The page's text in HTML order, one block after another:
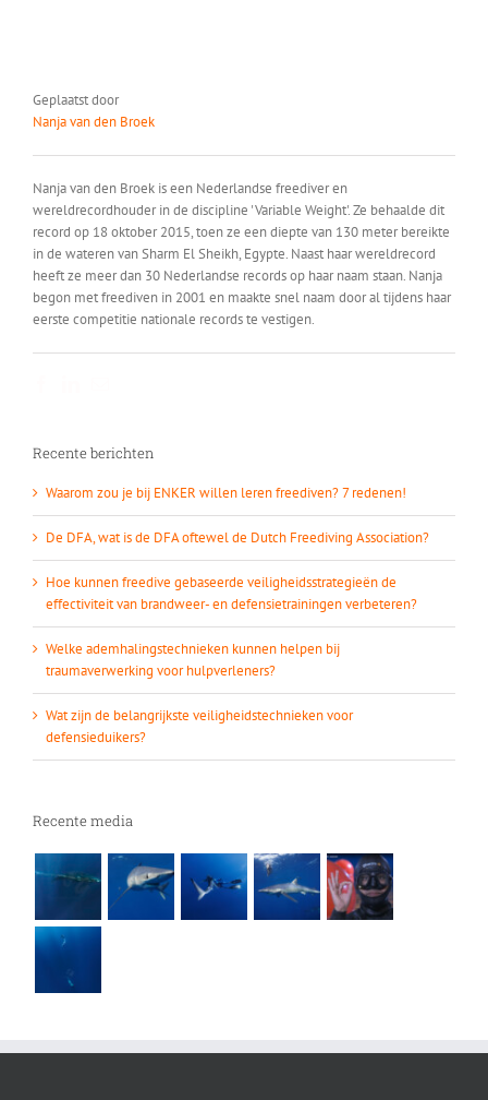
Geplaatst door
Nanja van den Broek
Nanja van den Broek is een Nederlandse freediver en
wereldrecordhouder in de discipline 'Variable Weight'. Ze behaalde dit
record op 18 oktober 2015, toen ze een diepte van 130 meter bereikte
in de wateren van Sharm El Sheikh, Egypte. Naast haar wereldrecord
heeft ze meer dan 30 Nederlandse records op haar naam staan. Nanja
begon met freediven in 2001 en maakte snel naam door al tijdens haar
eerste competitie nationale records te vestigen.
Recente berichten
Waarom zou je bij ENKER willen leren freediven? 7 redenen!
De DFA, wat is de DFA oftewel de Dutch Freediving Association?
Hoe kunnen freedive gebaseerde veiligheidsstrategieën de
effectiviteit van brandweer- en defensietrainingen verbeteren?
Welke ademhalingstechnieken kunnen helpen bij
traumaverwerking voor hulpverleners?
Wat zijn de belangrijkste veiligheidstechnieken voor
defensieduikers?
Recente media